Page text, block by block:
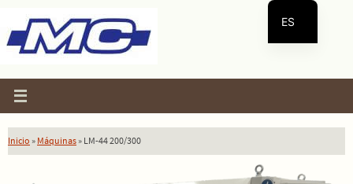
contenido
Inicio » Máquinas » LM-44 200/300
ES
EN